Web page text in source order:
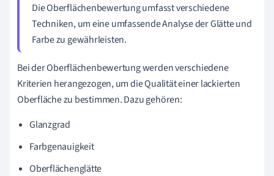
Die Oberflächenbewertung umfasst verschiedene
Techniken, um eine umfassende Analyse der Glätte und
Farbe zu gewährleisten.
Bei der Oberflächenbewertung werden verschiedene
Kriterien herangezogen, um die Qualität einer lackierten
Oberfläche zu bestimmen. Dazu gehören:
Glanzgrad
Farbgenauigkeit
Oberflächenglätte